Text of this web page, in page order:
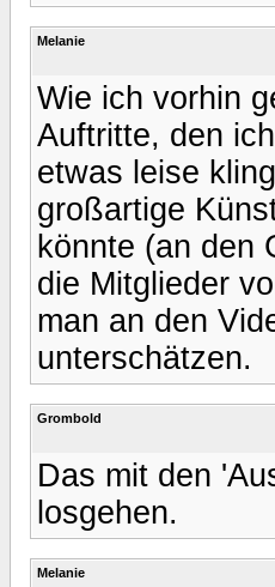
Melanie
Wie ich vorhin
Auftritte, den
etwas leise
großartige
könnte (an den
die Mitglieder
man an den
unterschätzen.
Grombold
Das mit den
losgehen.
Melanie